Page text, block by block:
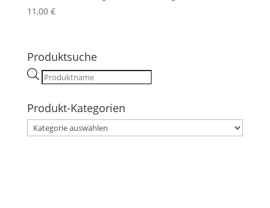
11,00 €
Produktsuche
Products
Produkt-Kategorien